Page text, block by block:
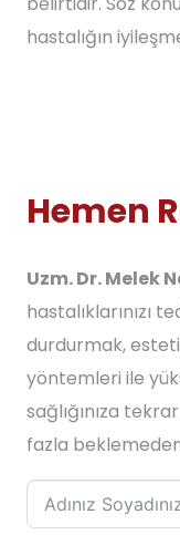
hastalığın
Hemen
Uzm. Dr. Melek
hastalıklarınızı
durdurmak,
yöntemleri ile
sağlığınıza
fazla